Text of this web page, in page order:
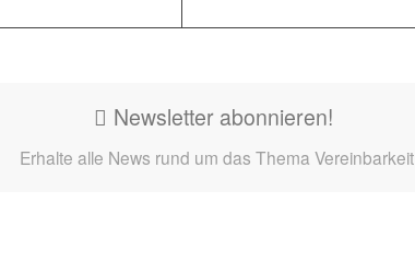
Newsletter abonnieren!
Erhalte alle News rund um das Thema Vereinbarkeit